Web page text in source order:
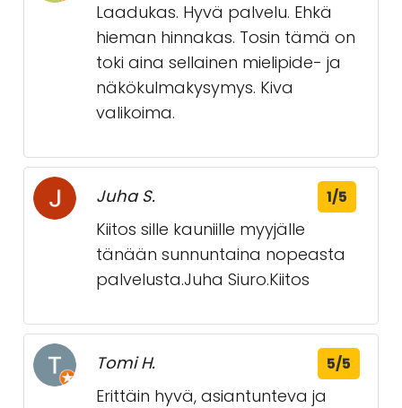
Laadukas. Hyvä palvelu. Ehkä
hieman hinnakas. Tosin tämä on
toki aina sellainen mielipide- ja
näkökulmakysymys. Kiva
valikoima.
Juha S. 1/5
Kiitos sille kauniille myyjälle
tänään sunnuntaina nopeasta
palvelusta.Juha Siuro.Kiitos
Tomi H. 5/5
Erittäin hyvä, asiantunteva ja